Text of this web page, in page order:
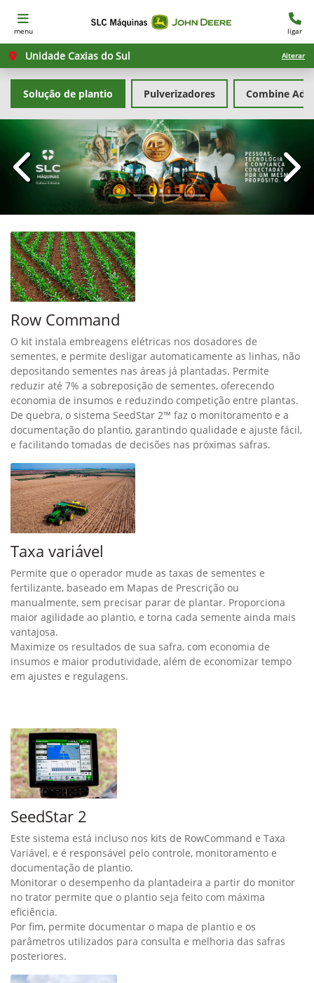
menu ligar
Unidade Caxias do Sul Alterar
Solução de plantio Pulverizadores Combine
templates.template-
Row Command
O kit instala embreagens elétricas nos dosadores de
sementes, e permite desligar automaticamente as linhas, não
depositando sementes nas áreas já plantadas. Permite
reduzir até 7% a sobreposição de sementes, oferecendo
economia de insumos e reduzindo competição entre plantas.
De quebra, o sistema SeedStar 2™ faz o monitoramento e a
documentação do plantio, garantindo qualidade e ajuste fácil,
e facilitando tomadas de decisões nas próximas safras.
Taxa variável
Permite que o operador mude as taxas de sementes e
fertilizante, baseado em Mapas de Prescrição ou
manualmente, sem precisar parar de plantar. Proporciona
maior agilidade ao plantio, e torna cada semente ainda mais
vantajosa.
Maximize os resultados de sua safra, com economia de
insumos e maior produtividade, além de economizar tempo
em ajustes e regulagens.
SeedStar 2
Este sistema está incluso nos kits de RowCommand e Taxa
Variável, e é responsável pelo controle, monitoramento e
documentação de plantio.
Monitorar o desempenho da plantadeira a partir do monitor
no trator permite que o plantio seja feito com máxima
eficiência.
Por fim, permite documentar o mapa de plantio e os
parâmetros utilizados para consulta e melhoria das safras
posteriores.